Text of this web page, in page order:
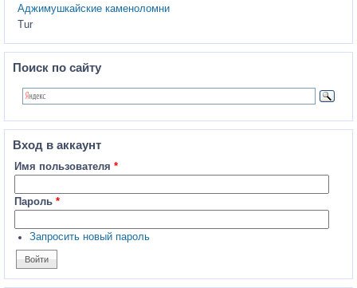
Аджимушкайские каменоломни
Tur
Поиск по сайту
Вход в аккаунт
Имя пользователя *
Пароль *
Запросить новый пароль